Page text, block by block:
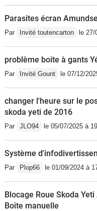
Parasites écran
Par Invité toutencarton le 27/
problème boite à gants
Par Invité Gount le 07/12/
changer l'heure sur le
skoda yeti de 2016
Par JLO94 le 05/07/2025 à
Système
Par Plop66 le 01/09/2024 à
Blocage Roue Skoda
Boite manuelle